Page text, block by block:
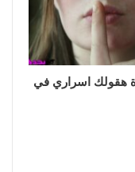
هقولك اسراري في